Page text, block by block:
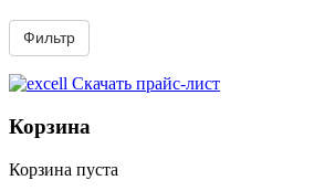
Скачать прайс-лист
Корзина
Корзина пуста